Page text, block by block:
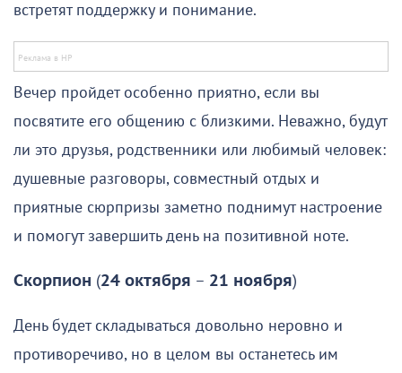
встретят поддержку и понимание.
Вечер пройдет особенно приятно, если вы
посвятите его общению с близкими. Неважно, будут
ли это друзья, родственники или любимый человек:
душевные разговоры, совместный отдых и
приятные сюрпризы заметно поднимут настроение
и помогут завершить день на позитивной ноте.
Скорпион (24 октября – 21 ноября)
День будет складываться довольно неровно и
противоречиво, но в целом вы останетесь им